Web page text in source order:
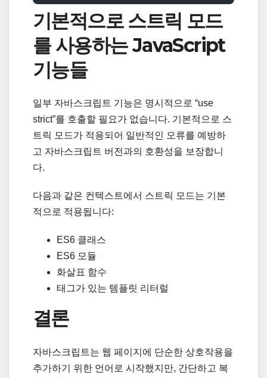
기본적으로 스트릭 모드
를 사용하는 JavaScript
기능들
일부 자바스크립트 기능은 명시적으로 “use
strict”를 호출할 필요가 없습니다. 기본적으로 스
트릭 모드가 적용되어 일반적인 오류를 예방하
고 자바스크립트 버전과의 호환성을 보장합니
다.
다음과 같은 컨텍스트에서 스트릭 모드는 기본
적으로 적용됩니다:
ES6 클래스
ES6 모듈
화살표 함수
태그가 있는 템플릿 리터럴
결론
자바스크립트는 웹 페이지에 단순한 상호작용을
추가하기 위한 언어로 시작했지만, 간단하고 복